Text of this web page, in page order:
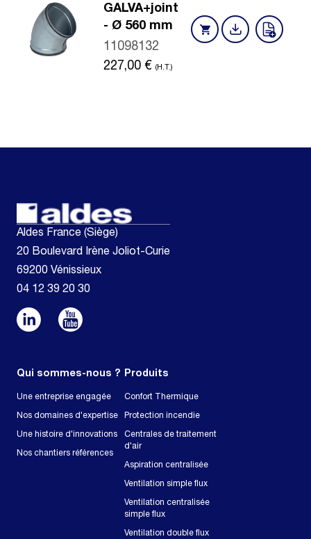
GALVA+joint
- Ø 560 mm
11098132
227,00 € (H.T.)
Aldes France (Siège)
20 Boulevard Irène Joliot-Curie
69200 Vénissieux
04 12 39 20 30
Qui sommes-nous ?
Une entreprise engagée
Nos domaines d'expertise
Une histoire d'innovations
Nos chantiers références
Produits
Confort Thermique
Protection incendie
Centrales de traitement
d'air
Aspiration centralisée
Ventilation simple flux
Ventilation centralisée
simple flux
Ventilation double flux